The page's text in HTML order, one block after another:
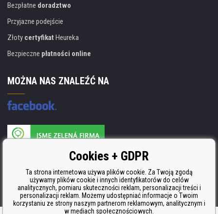
Bezpłatne doradztwo
Przyjazne podejście
Złoty certyfikat Heureka
Bezpieczne płatności online
MOŻNA NAS ZNALEŹĆ NA
Producent wkładów posiada certyfikat
ISO 9001, ISO 14001 i STMC.Cookies + GDPR
Ta strona internetowa używa plików cookie. Za Twoją zgodą
używamy plików cookie i innych identyfikatorów do celów
analitycznych, pomiaru skuteczności reklam, personalizacji treści i
personalizacji reklam. Możemy udostępniać informacje o Twoim
korzystaniu ze strony naszym partnerom reklamowym, analitycznym i
w mediach społecznościowych.